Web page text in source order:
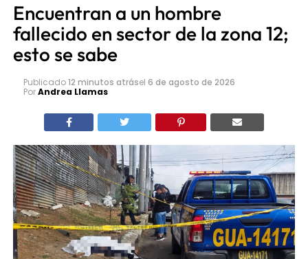
Encuentran a un hombre
fallecido en sector de la zona 12;
esto se sabe
Publicado12 minutos atrásel 6 de agosto de 2026
PorAndrea Llamas